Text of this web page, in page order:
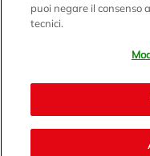
Sede Amministrativa e
Monza Brianza e Lodi
puoi negare il consenso
tecnici.